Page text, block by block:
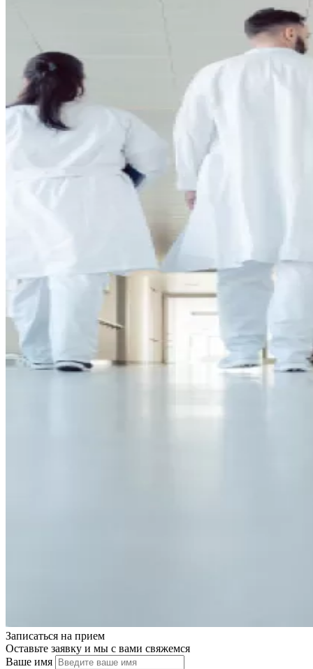
Записаться на прием
Оставьте заявку и мы с вами свяжемся
Ваше имя